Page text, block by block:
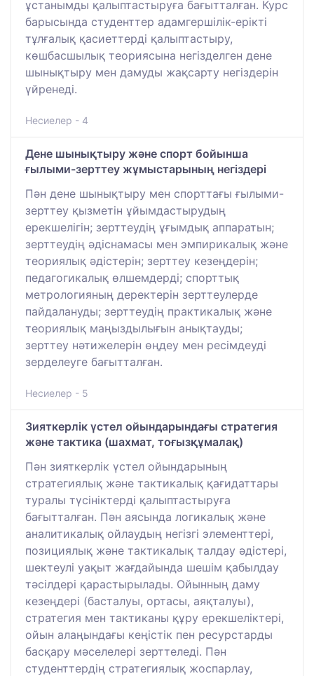
ұстанымды қалыптастыруға бағытталған. Курс
барысында студенттер адамгершілік-ерікті
тұлғалық қасиеттерді қалыптастыру,
көшбасшылық теориясына негізделген дене
шынықтыру мен дамуды жақсарту негіздерін
үйренеді.
Несиелер - 4
Дене шынықтыру және спорт бойынша
ғылыми-зерттеу жұмыстарының негіздері
Пән дене шынықтыру мен спорттағы ғылыми-
зерттеу қызметін ұйымдастырудың
ерекшелігін; зерттеудің ұғымдық аппаратын;
зерттеудің әдіснамасы мен эмпирикалық және
теориялық әдістерін; зерттеу кезеңдерін;
педагогикалық өлшемдерді; спорттық
метрологияның деректерін зерттеулерде
пайдалануды; зерттеудің практикалық және
теориялық маңыздылығын анықтауды;
зерттеу нәтижелерін өңдеу мен ресімдеуді
зерделеуге бағытталған.
Несиелер - 5
Зияткерлік үстел ойындарындағы стратегия
және тактика (шахмат, тоғызқұмалақ)
Пән зияткерлік үстел ойындарының
стратегиялық және тактикалық қағидаттары
туралы түсініктерді қалыптастыруға
бағытталған. Пән аясында логикалық және
аналитикалық ойлаудың негізгі элементтері,
позициялық және тактикалық талдау әдістері,
шектеулі уақыт жағдайында шешім қабылдау
тәсілдері қарастырылады. Ойынның даму
кезеңдері (басталуы, ортасы, аяқталуы),
стратегия мен тактиканы құру ерекшеліктері,
ойын алаңындағы кеңістік пен ресурстарды
басқару мәселелері зерттеледі. Пән
студенттердің стратегиялық жоспарлау,